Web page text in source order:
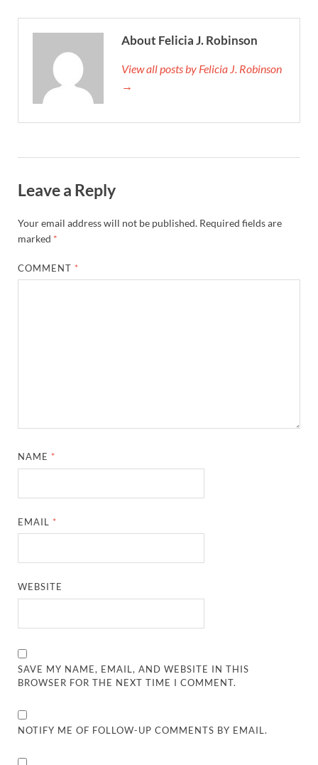
About Felicia J. Robinson
View all posts by Felicia J. Robinson
→
Leave a Reply
Your email address will not be published. Required fields are
marked *
COMMENT *
NAME *
EMAIL *
WEBSITE
SAVE MY NAME, EMAIL, AND WEBSITE IN THIS
BROWSER FOR THE NEXT TIME I COMMENT.
NOTIFY ME OF FOLLOW-UP COMMENTS BY EMAIL.